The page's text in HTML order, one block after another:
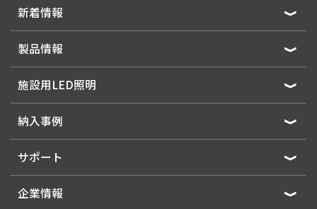
新着情報
製品情報
施設用LED照明
納入事例
サポート
企業情報